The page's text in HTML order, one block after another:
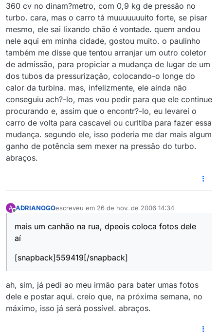
360 cv no dinam?metro, com 0,9 kg de pressão no
turbo. cara, mas o carro tá muuuuuuuito forte, se pisar
mesmo, ele sai lixando chão é vontade. quem andou
nele aqui em minha cidade, gostou muito. o paulinho
também me disse que tentou arranjar um outro coletor
de admissão, para propiciar a mudança de lugar de um
dos tubos da pressurização, colocando-o longe do
calor da turbina. mas, infelizmente, ele ainda não
conseguiu ach?-lo, mas vou pedir para que ele continue
procurando e, assim que o encontr?-lo, eu levarei o
carro de volta para cascavel ou curitiba para fazer essa
mudança. segundo ele, isso poderia me dar mais algum
ganho de potência sem mexer na pressão do turbo.
abraços.
A ADRIANOGOescreveu em 26 de nov. de 2006 14:34
última edição por
mais um canhão na rua, dpeois coloca fotos dele
aí
[snapback]559419[/snapback]
ah, sim, já pedi ao meu irmão para bater umas fotos
dele e postar aqui. creio que, na próxima semana, no
máximo, isso já será possível. abraços.